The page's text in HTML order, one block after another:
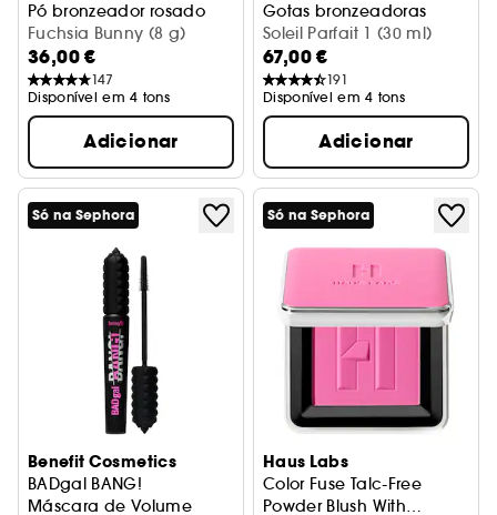
Pó bronzeador rosado
Fuchsia Bunny (8 g)
36,00 €
147
Disponível em 4 tons
Adicionar
Gotas bronzeadoras
Soleil Parfait 1 (30 ml)
67,00 €
191
Disponível em 4 tons
Adicionar
Só na Sephora
Benefit Cosmetics
BADgal BANG!
Máscara de Volume
Só na Sephora
Haus Labs
Color Fuse Talc-Free
Powder Blush With